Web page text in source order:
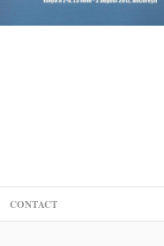
CONTACT